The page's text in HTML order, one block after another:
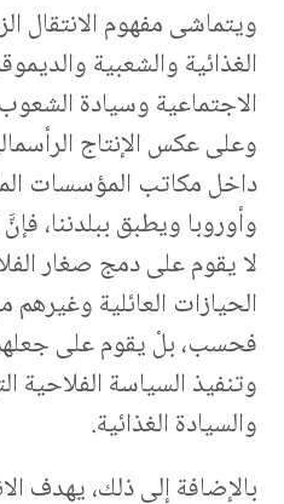
ويتماشى مفهوم الانتقال
الغذائية والشعبية
الاجتماعية وسيادة
وعلى عكس الإنتاج
داخل مكاتب المؤسسات
وأوروبا ويطبق ببلدننا، فإنَّ
لا يقوم على دمج صغار
الحيازات العائلية
فحسب، بلْ يقوم على
وتنفيذ السياسة الفلاحية
والسيادة الغذائية.
بالإضافة إلى ذلك، يهدف